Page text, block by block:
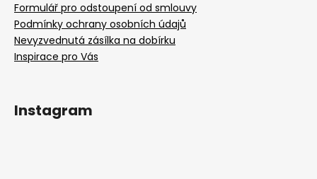
Formulář pro odstoupení od smlouvy
Podmínky ochrany osobních údajů
Nevyzvednutá zásílka na dobírku
Inspirace pro Vás
Instagram